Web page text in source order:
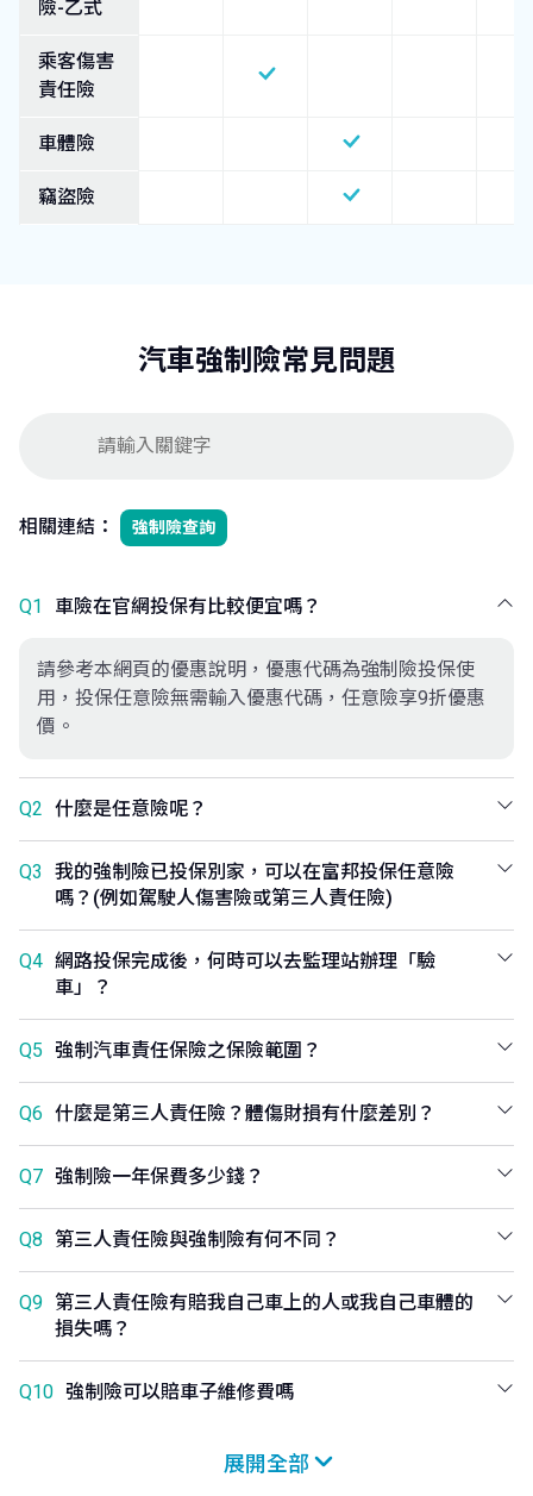
險-乙式
乘客傷害
責任險
車體險
竊盜險
汽車強制險常見問題
相關連結： 強制險查詢
Q1 車險在官網投保有比較便宜嗎？
請參考本網頁的優惠說明，優惠代碼為強制險投保使
用，投保任意險無需輸入優惠代碼，任意險享9折優惠
價。
Q2 什麼是任意險呢？
Q3
我的強制險已投保別家，可以在富邦投保任意險
嗎？(例如駕駛人傷害險或第三人責任險)
Q4 網路投保完成後，何時可以去監理站辦理「驗
車」？
Q5 強制汽車責任保險之保險範圍？
Q6 什麼是第三人責任險？體傷財損有什麼差別？
Q7 強制險一年保費多少錢？
Q8 第三人責任險與強制險有何不同？
Q9 第三人責任險有賠我自己車上的人或我自己車體的
損失嗎？
Q10 強制險可以賠車子維修費嗎